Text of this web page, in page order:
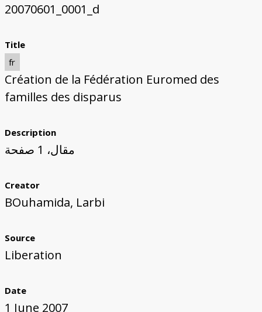
20070601_0001_d
Title
fr
Création de la Fédération Euromed des
familles des disparus
Description
مقال، 1 صفحة
Creator
BOuhamida, Larbi
Source
Liberation
Date
1 June 2007